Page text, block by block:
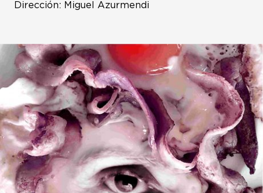
Dirección: Miguel Azurmendi